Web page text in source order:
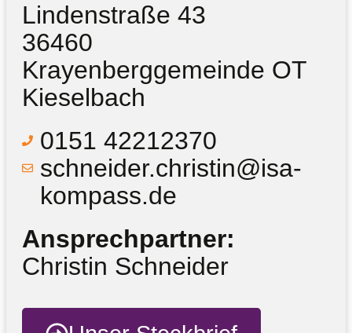
Lindenstraße 43
36460
Krayenberggemeinde OT
Kieselbach
0151 42212370
schneider.christin@isa-
kompass.de
Ansprechpartner:
Christin Schneider